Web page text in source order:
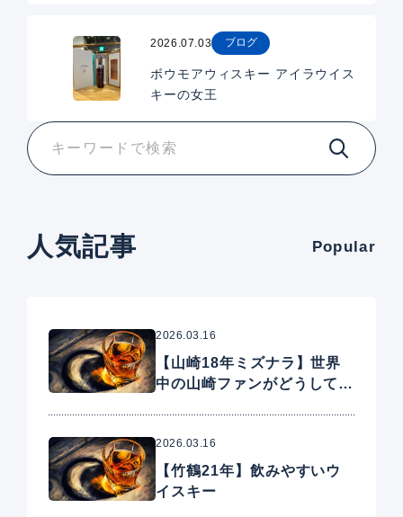
2026.07.03 ブログ
ボウモアウィスキー アイラウイス
キーの女王
人気記事 Popular
2026.03.16
【山崎18年ミズナラ】世界
中の山崎ファンがどうしても
2026.03.16
【竹鶴21年】飲みやすいウ
イスキー